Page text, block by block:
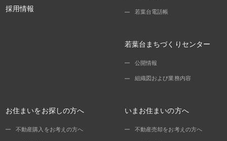
採用情報 若葉台電話帳
若葉台まちづくりセンター
公開情報
組織図および業務内容
お住まいをお探しの方へ
不動産購入をお考えの方へ
いまお住まいの方へ
不動産売却をお考えの方へ